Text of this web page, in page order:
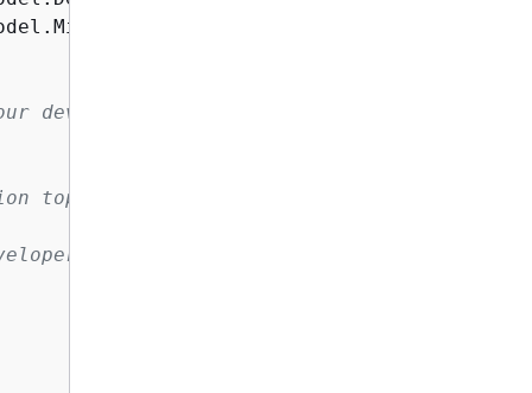
development
topic:
guide/get-started.html